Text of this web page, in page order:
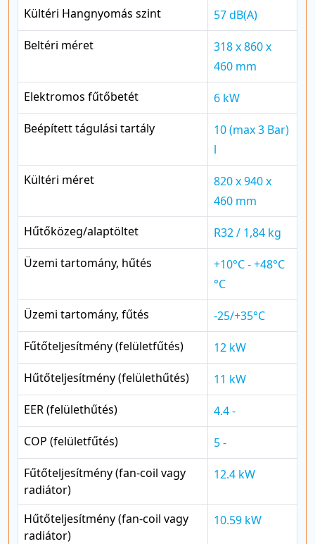
Kültéri Hangnyomás szint
57 dB(A)
Beltéri méret
318 x 860 x
460 mm
Elektromos fűtőbetét
6 kW
Beépített tágulási tartály
10 (max 3 Bar)
l
Kültéri méret
820 x 940 x
460 mm
Hűtőközeg/alaptöltet
R32 / 1,84 kg
Üzemi tartomány, hűtés
+10°C - +48°C
°C
Üzemi tartomány, fűtés
-25/+35°C
Fűtőteljesítmény (felületfűtés)
12 kW
Hűtőteljesítmény (felülethűtés)
11 kW
EER (felülethűtés)
4.4 -
COP (felületfűtés)
5 -
Fűtőteljesítmény (fan-coil vagy
radiátor)
12.4 kW
Hűtőteljesítmény (fan-coil vagy
radiátor)
10.59 kW